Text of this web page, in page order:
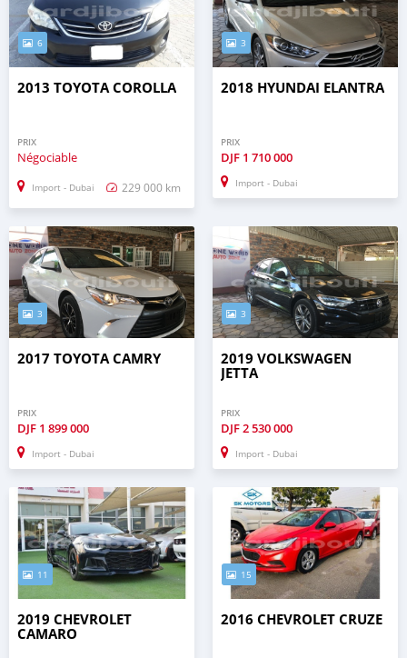
6
2013 TOYOTA COROLLA
PRIX
Négociable
Import - Dubai 229 000 km
3
2018 HYUNDAI ELANTRA
PRIX
DJF 1 710 000
Import - Dubai
3
2017 TOYOTA CAMRY
PRIX
DJF 1 899 000
Import - Dubai
3
2019 VOLKSWAGEN
JETTA
PRIX
DJF2 530 000
Import - Dubai
11
2019 CHEVROLET
CAMARO
15
2016 CHEVROLET CRUZE